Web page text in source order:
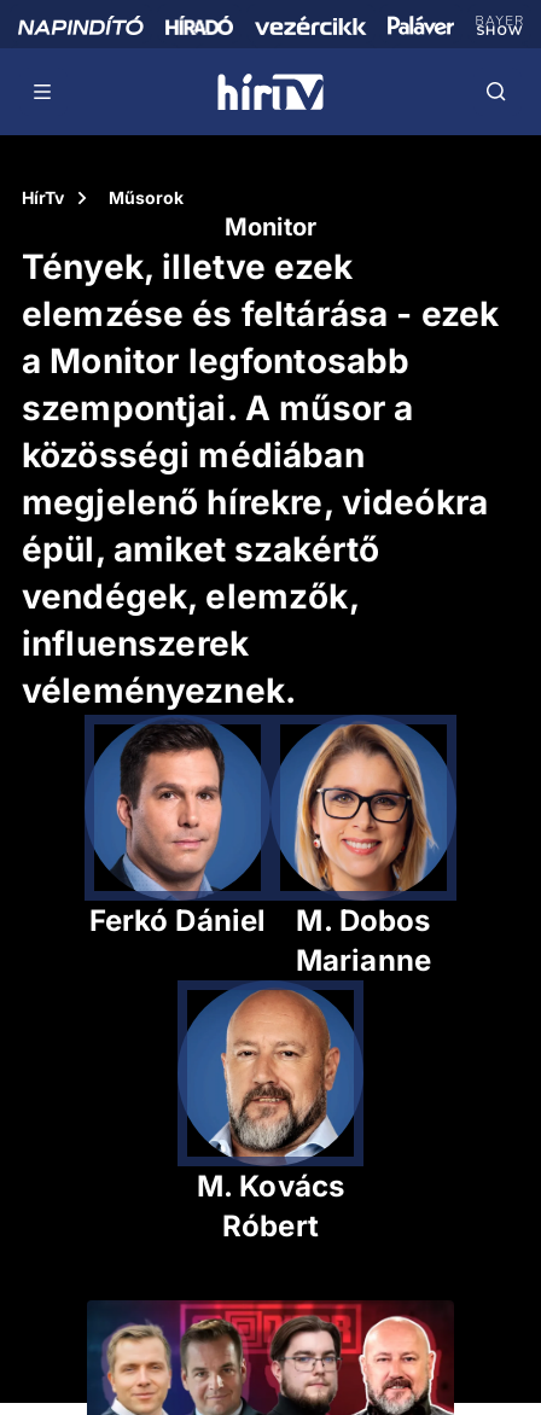
HírTv Műsorok
Monitor
Tények, illetve ezek
elemzése és feltárása - ezek
a Monitor legfontosabb
szempontjai. A műsor a
közösségi médiában
megjelenő hírekre, videókra
épül, amiket szakértő
vendégek, elemzők,
influenszerek
véleményeznek.
Ferkó Dániel
M. Dobos
Marianne
M. Kovács
Róbert